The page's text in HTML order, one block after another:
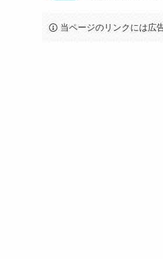
当ページのリンクには広